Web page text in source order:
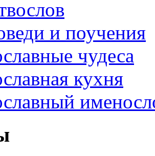
и поучения
чудеса
кухня